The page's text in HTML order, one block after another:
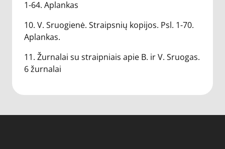
1-64. Aplankas
10. V. Sruogienė. Straipsnių kopijos. Psl. 1-70.
Aplankas.
11. Žurnalai su straipniais apie B. ir V. Sruogas.
6 žurnalai